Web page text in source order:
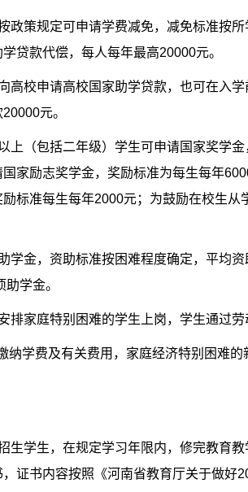
政策规定可申请学费减免，减免标准按
贷款代偿，每人每年最高20000元。
高校申请高校国家助学贷款，也可在入
20000元。
上（包括二年级）学生可申请国家奖学
家励志奖学金，奖励标准为每生每年
标准每生每年2000元；为鼓励在校生从
学金，资助标准按困难程度确定，平均
学金。
排家庭特别困难的学生上岗，学生通过劳
纳学费及有关费用，家庭经济特别困难
生学生，在规定学习年限内，修完教育
证书内容按照《河南省教育厅关于做好